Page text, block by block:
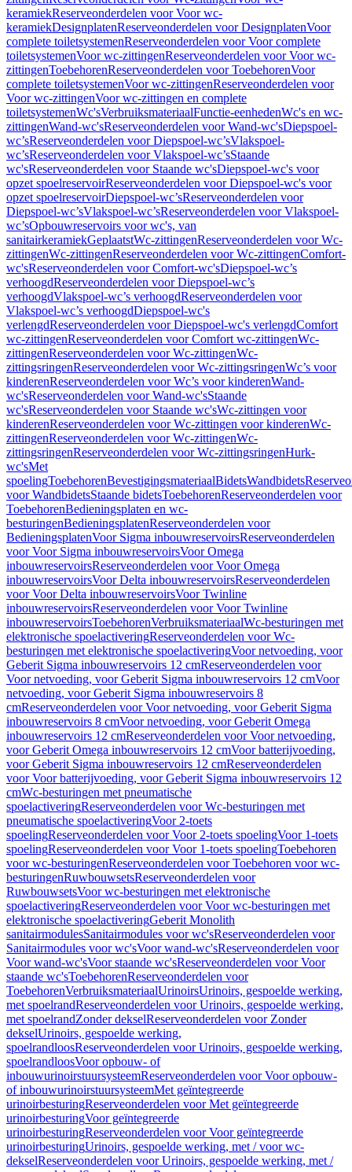
keramiekReserveonderdelen voor Voor wc-
keramiekDesignplatenReserveonderdelen voor DesignplatenVoor
complete toiletsystemenReserveonderdelen voor Voor complete
toiletsystemenVoor wc-zittingenReserveonderdelen voor Voor wc-
zittingenToebehorenReserveonderdelen voor ToebehorenVoor
complete toiletsystemenVoor wc-zittingenReserveonderdelen voor
Voor wc-zittingenVoor wc-zittingen en complete
toiletsystemenWc'sVerbruiksmateriaalFunctie-eenhedenWc's en wc-
zittingenWand-wc'sReserveonderdelen voor Wand-wc'sDiepspoel-
wc’sReserveonderdelen voor Diepspoel-wc’sVlakspoel-
wc’sReserveonderdelen voor Vlakspoel-wc’sStaande
wc'sReserveonderdelen voor Staande wc'sDiepspoel-wc's voor
opzet spoelreservoirReserveonderdelen voor Diepspoel-wc's voor
opzet spoelreservoirDiepspoel-wc’sReserveonderdelen voor
Diepspoel-wc’sVlakspoel-wc’sReserveonderdelen voor Vlakspoel-
wc’sOpbouwreservoirs voor wc's, van
sanitairkeramiekGeplaatstWc-zittingenReserveonderdelen voor Wc-
zittingenWc-zittingenReserveonderdelen voor Wc-zittingenComfort-
wc'sReserveonderdelen voor Comfort-wc'sDiepspoel-wc’s
verhoogdReserveonderdelen voor Diepspoel-wc’s
verhoogdVlakspoel-wc’s verhoogdReserveonderdelen voor
Vlakspoel-wc’s verhoogdDiepspoel-wc's
verlengdReserveonderdelen voor Diepspoel-wc's verlengdComfort
wc-zittingenReserveonderdelen voor Comfort wc-zittingenWc-
zittingenReserveonderdelen voor Wc-zittingenWc-
zittingsringenReserveonderdelen voor Wc-zittingsringenWc’s voor
kinderenReserveonderdelen voor Wc’s voor kinderenWand-
wc'sReserveonderdelen voor Wand-wc'sStaande
wc'sReserveonderdelen voor Staande wc'sWc-zittingen voor
kinderenReserveonderdelen voor Wc-zittingen voor kinderenWc-
zittingenReserveonderdelen voor Wc-zittingenWc-
zittingsringenReserveonderdelen voor Wc-zittingsringenHurk-
wc'sMet
spoelingToebehorenBevestigingsmateriaalBidetsWandbidets
voor WandbidetsStaande bidetsToebehorenReserveonderdelen voor
ToebehorenBedieningsplaten en wc-
besturingenBedieningsplatenReserveonderdelen voor
BedieningsplatenVoor Sigma inbouwreservoirsReserveonderdelen
voor Voor Sigma inbouwreservoirsVoor Omega
inbouwreservoirsReserveonderdelen voor Voor Omega
inbouwreservoirsVoor Delta inbouwreservoirsReserveonderdelen
voor Voor Delta inbouwreservoirsVoor Twinline
inbouwreservoirsReserveonderdelen voor Voor Twinline
inbouwreservoirsToebehorenVerbruiksmateriaalWc-besturingen met
elektronische spoelactiveringReserveonderdelen voor Wc-
besturingen met elektronische spoelactiveringVoor netvoeding, voor
Geberit Sigma inbouwreservoirs 12 cmReserveonderdelen voor
Voor netvoeding, voor Geberit Sigma inbouwreservoirs 12 cmVoor
netvoeding, voor Geberit Sigma inbouwreservoirs 8
cmReserveonderdelen voor Voor netvoeding, voor Geberit Sigma
inbouwreservoirs 8 cmVoor netvoeding, voor Geberit Omega
inbouwreservoirs 12 cmReserveonderdelen voor Voor netvoeding,
voor Geberit Omega inbouwreservoirs 12 cmVoor batterijvoeding,
voor Geberit Sigma inbouwreservoirs 12 cmReserveonderdelen
voor Voor batterijvoeding, voor Geberit Sigma inbouwreservoirs 12
cmWc-besturingen met pneumatische
spoelactiveringReserveonderdelen voor Wc-besturingen met
pneumatische spoelactiveringVoor 2-toets
spoelingReserveonderdelen voor Voor 2-toets spoelingVoor 1-toets
spoelingReserveonderdelen voor Voor 1-toets spoelingToebehoren
voor wc-besturingenReserveonderdelen voor Toebehoren voor wc-
besturingenRuwbouwsetsReserveonderdelen voor
RuwbouwsetsVoor wc-besturingen met elektronische
spoelactiveringReserveonderdelen voor Voor wc-besturingen met
elektronische spoelactiveringGeberit Monolith
sanitairmodulesSanitairmodules voor wc'sReserveonderdelen voor
Sanitairmodules voor wc'sVoor wand-wc'sReserveonderdelen voor
Voor wand-wc'sVoor staande wc'sReserveonderdelen voor Voor
staande wc'sToebehorenReserveonderdelen voor
ToebehorenVerbruiksmateriaalUrinoirsUrinoirs, gespoelde werking,
met spoelrandReserveonderdelen voor Urinoirs, gespoelde werking,
met spoelrandZonder dekselReserveonderdelen voor Zonder
dekselUrinoirs, gespoelde werking,
spoelrandloosReserveonderdelen voor Urinoirs, gespoelde werking,
spoelrandloosVoor opbouw- of
inbouwurinoirstuursysteemReserveonderdelen voor Voor opbouw-
of inbouwurinoirstuursysteemMet geïntegreerde
urinoirbesturingReserveonderdelen voor Met geïntegreerde
urinoirbesturingVoor geïntegreerde
urinoirbesturingReserveonderdelen voor Voor geïntegreerde
urinoirbesturingUrinoirs, gespoelde werking, met / voor wc-
dekselReserveonderdelen voor Urinoirs, gespoelde werking, met /